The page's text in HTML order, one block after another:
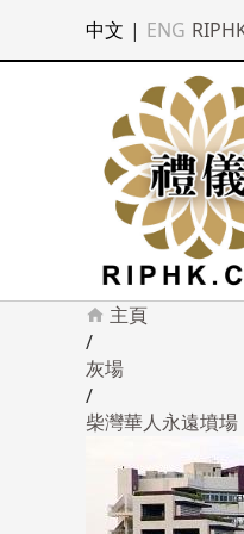
中文 | ENG
主頁
/
灰場
/
柴灣華人永遠墳場